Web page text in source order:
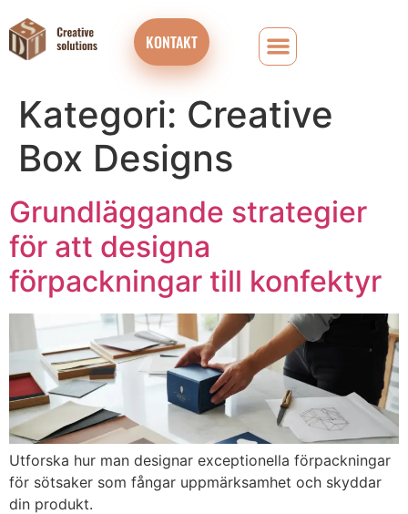
KONTAKT
Kategori: Creative
Box Designs
Grundläggande strategier
för att designa
förpackningar till konfektyr
Utforska hur man designar exceptionella förpackningar
för sötsaker som fångar uppmärksamhet och skyddar
din produkt.